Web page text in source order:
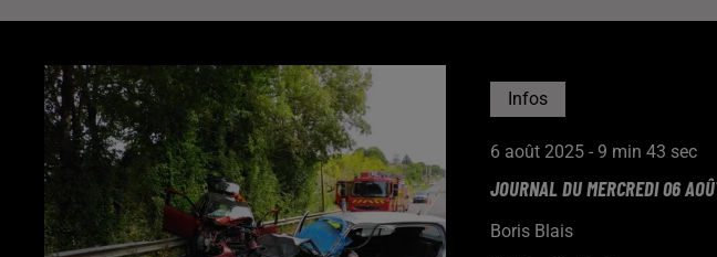
Infos
6 août 2025 - 9 min 43 sec
JOURNAL DU MERCREDI 06
Boris Blais